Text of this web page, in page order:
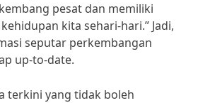
pesat dan memiliki
kita sehari-hari.” Jadi,
seputar perkembangan
up-to-date.
terkini yang tidak boleh